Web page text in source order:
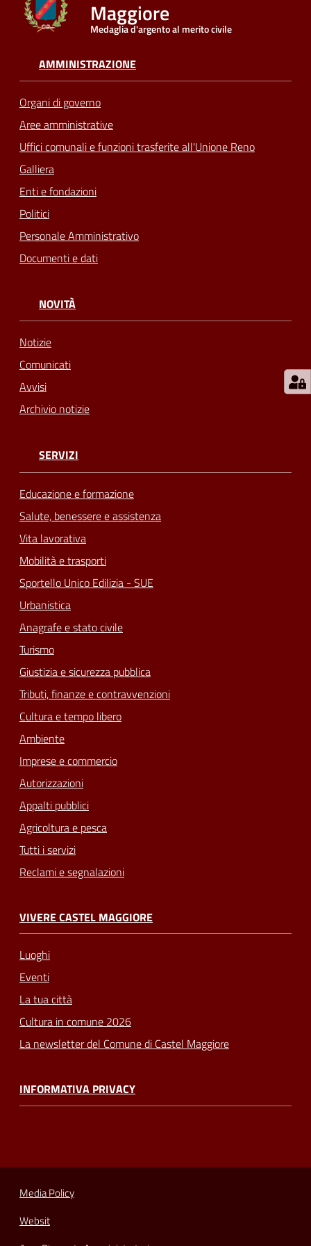
Seguici
Maggiore
Medaglia d'argento al merito civile
AMMINISTRAZIONE
Organi di governo
Aree amministrative
Uffici comunali e funzioni trasferite all'Unione Reno
Galliera
Enti e fondazioni
Politici
Personale Amministrativo
Documenti e dati
NOVITÀ
Notizie
Comunicati
Avvisi
Archivio notizie
SERVIZI
Educazione e formazione
Salute, benessere e assistenza
Vita lavorativa
Mobilità e trasporti
Sportello Unico Edilizia - SUE
Urbanistica
Anagrafe e stato civile
Turismo
Giustizia e sicurezza pubblica
Tributi, finanze e contravvenzioni
Cultura e tempo libero
Ambiente
Imprese e commercio
Autorizzazioni
Appalti pubblici
Agricoltura e pesca
Tutti i servizi
Reclami e segnalazioni
VIVERE CASTEL MAGGIORE
Luoghi
Eventi
La tua città
Cultura in comune 2026
La newsletter del Comune di Castel Maggiore
INFORMATIVA PRIVACY
Media Policy
Websit